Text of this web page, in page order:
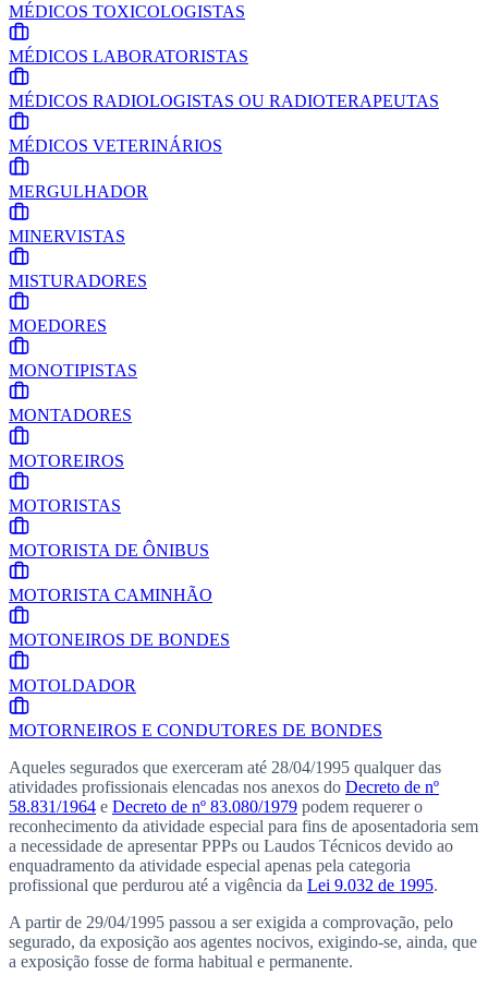
MÉDICOS TOXICOLOGISTAS
MÉDICOS LABORATORISTAS
MÉDICOS RADIOLOGISTAS OU RADIOTERAPEUTAS
MÉDICOS VETERINÁRIOS
MERGULHADOR
MINERVISTAS
MISTURADORES
MOEDORES
MONOTIPISTAS
MONTADORES
MOTOREIROS
MOTORISTAS
MOTORISTA DE ÔNIBUS
MOTORISTA CAMINHÃO
MOTONEIROS DE BONDES
MOTOLDADOR
MOTORNEIROS E CONDUTORES DE BONDES
Aqueles segurados que exerceram até 28/04/1995 qualquer das
atividades profissionais elencadas nos anexos do Decreto de nº
58.831/1964 e Decreto de nº 83.080/1979 podem requerer o
reconhecimento da atividade especial para fins de aposentadoria sem
a necessidade de apresentar PPPs ou Laudos Técnicos devido ao
enquadramento da atividade especial apenas pela categoria
profissional que perdurou até a vigência da Lei 9.032 de 1995.
A partir de 29/04/1995 passou a ser exigida a comprovação, pelo
segurado, da exposição aos agentes nocivos, exigindo-se, ainda, que
a exposição fosse de forma habitual e permanente.